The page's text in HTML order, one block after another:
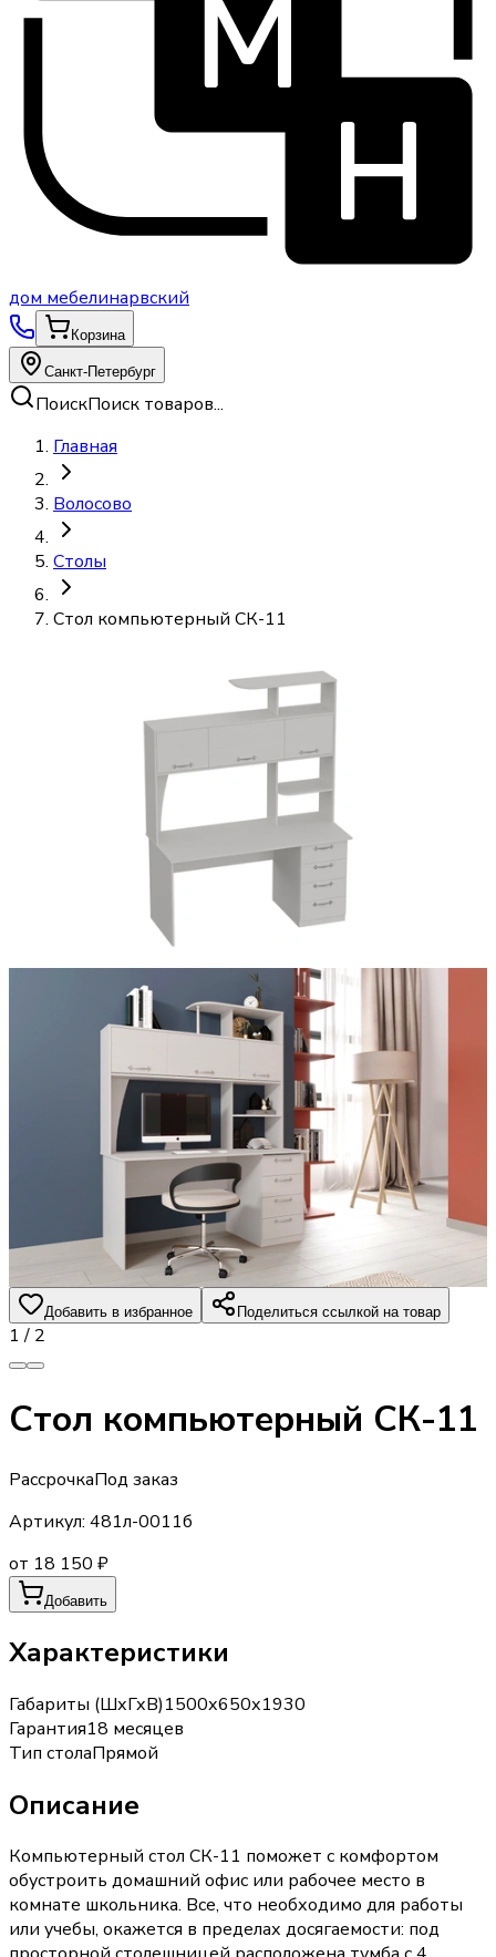
дом мебелинарвский
Корзина
Санкт-Петербург
ПоискПоиск товаров...
Главная
Волосово
Столы
Стол компьютерный СК-11
Добавить в избранное Поделиться ссылкой на товар
1 / 2
Стол компьютерный СК-11
РассрочкаПод заказ
Артикул: 481л-0011б
от 18 150 ₽
Добавить
Характеристики
Габариты (ШхГхВ)1500х650х1930
Гарантия18 месяцев
Тип столаПрямой
Описание
Компьютерный стол СК-11 поможет с комфортом
обустроить домашний офис или рабочее место в
комнате школьника. Все, что необходимо для работы
или учебы, окажется в пределах досягаемости: под